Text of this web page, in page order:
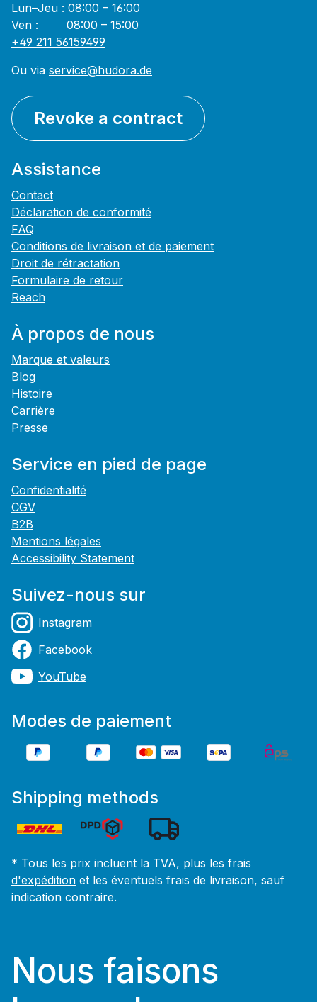
Lun–Jeu : 08:00 – 16:00
Ven : 08:00 – 15:00
+49 211 56159499
Ou via service@hudora.de
Revoke a contract
Assistance
Contact
Déclaration de conformité
FAQ
Conditions de livraison et de paiement
Droit de rétractation
Formulaire de retour
Reach
À propos de nous
Marque et valeurs
Blog
Histoire
Carrière
Presse
Service en pied de page
Confidentialité
CGV
B2B
Mentions légales
Accessibility Statement
Suivez-nous sur
Instagram
Facebook
YouTube
Modes de paiement
Shipping methods
* Tous les prix incluent la TVA, plus les frais
d'expédition et les éventuels frais de livraison, sauf
indication contraire.
Nous faisons